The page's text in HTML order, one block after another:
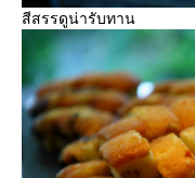
สีสรรดูน่ารับทาน